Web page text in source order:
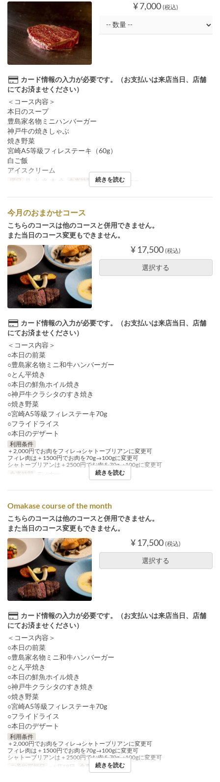
¥ 7,000 (税込)
カード情報の入力が必要です。（お支払いは来店当日、店舗
にてお済ませください）
＜コース内容＞
本日のスープ
豊島家名物ミニハンバーガー
神戸牛の焼きしゃぶ
焼き野菜
宮崎A5等級フィレステーキ（60g）
白ご飯
アイスクリーム
曜日 月, 火, 水, 木, 金 食事時間 ランチ, ディナー
続きを読む
今月のおまかせコース
こちらのコースは他のコースと併用できません。
また当日のコース変更もできません。
¥ 17,500 (税込)
選択する
カード情報の入力が必要です。（お支払いは来店当日、店舗
にてお済ませください）
＜コース内容＞
○本日の前菜
○豊島家名物ミニ和牛ハンバーガー
○とん平焼き
○本日の鮮魚ホイル焼き
○神戸牛クラシタのすき焼き
○焼き野菜
○宮崎A5等級フィレステーキ70g
○フライドライス
○本日のデザート
利用条件
＋2,000円でお肉をフィレ→シャトーブリアンに変更可
フィレ肉は＋1500円でお肉を70g→100gに変更可
シャトーブリアンは＋2500円でお肉を70g→100gに変更可
食事時間
ディナー 続きを読む
Omakase course of the month
こちらのコースは他のコースと併用できません。
また当日のコース変更もできません。
¥ 17,500 (税込)
選択する
カード情報の入力が必要です。（お支払いは来店当日、店舗
にてお済ませください）
＜コース内容＞
○本日の前菜
○豊島家名物ミニ和牛ハンバーガー
○とん平焼き
○本日の鮮魚ホイル焼き
○神戸牛クラシタのすき焼き
○焼き野菜
○宮崎A5等級フィレステーキ70g
○フライドライス
○本日のデザート
利用条件
＋2,000円でお肉をフィレ→シャトーブリアンに変更可
フィレ肉は＋1500円でお肉を70g→100gに変更可
シャトーブリアンは＋2500円でお肉を70g→100gに変更可
ご予約可能日
~ 6月18日 食事時間 ディナー
続きを読む